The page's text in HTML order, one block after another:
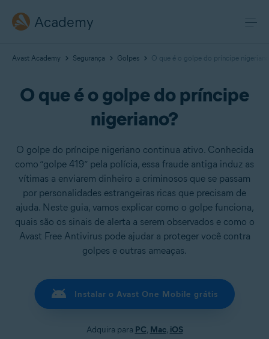
Academy
Avast Academy Segurança Golpes O que é o golpe do príncipe
O que é o golpe do príncipe
nigeriano?
O golpe do príncipe nigeriano continua ativo. Conhecida
como “golpe 419” pela polícia, essa fraude antiga induz as
vítimas a enviarem dinheiro a criminosos que se passam
por personalidades estrangeiras ricas que precisam de
ajuda. Neste guia, vamos explicar como o golpe funciona,
quais são os sinais de alerta a serem observados e como o
Avast Free Antivirus pode ajudar a proteger você contra
golpes e outras ameaças.
Instalar o Avast One Mobile grátis
Adquira para PC, Mac, iOS